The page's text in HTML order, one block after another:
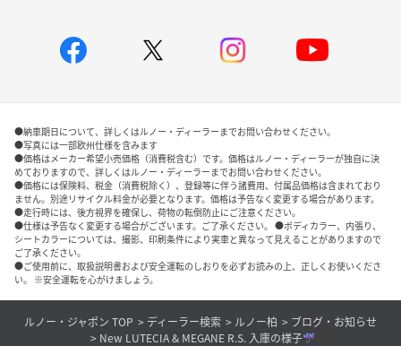
●納車期日について、詳しくはルノー・ディーラーまでお問い合わせください。
●写真には一部欧州仕様を含みます
●価格はメーカー希望小売価格（消費税含む）です。価格はルノー・ディーラーが独自に決
めておりますので、詳しくはルノー・ディーラーまでお問い合わせください。
●価格には保険料、税金（消費税除く）、登録等に伴う諸費用、付属品価格は含まれており
ません。別途リサイクル料金が必要となります。価格は予告なく変更する場合があります。
●走行時には、後方視界を確保し、荷物の転倒防止にご注意ください。
●仕様は予告なく変更する場合がございます。ご了承ください。 ●ボディカラー、内張り、
シートカラーについては、撮影、印刷条件により実車と異なって見えることがありますので
ご了承ください。
●ご使用前に、取扱説明書および安全運転のしおりを必ずお読みの上、正しくお使いくださ
い。 ※安全運転を心がけましょう。
ルノー・ジャポン TOP ディーラー検索 ルノー柏
ブログ・お知らせ
New LUTECIA & MEGANE R.S. 入庫の様子